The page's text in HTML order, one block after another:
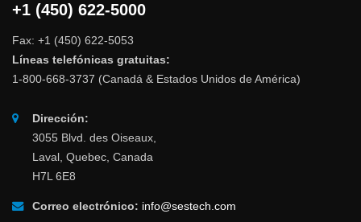
+1 (450) 622-5000
Fax: +1 (450) 622-5053
Líneas telefónicas gratuitas:
1-800-668-3737 (Canadá & Estados Unidos de América)
Dirección:
3055 Blvd. des Oiseaux,
Laval, Quebec, Canada
H7L 6E8
Correo electrónico: info@sestech.com